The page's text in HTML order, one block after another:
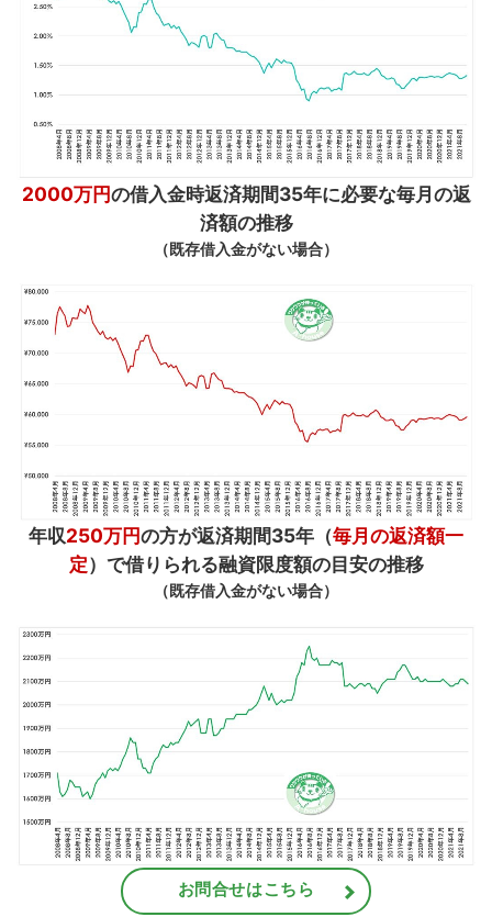
2000万円の借入金時返済期間35年に必要な毎月の返
済額の推移
（既存借入金がない場合）
年収250万円の方が返済期間35年（毎月の返済額一
定）で借りられる融資限度額の目安の推移
（既存借入金がない場合）
お問合せはこちら